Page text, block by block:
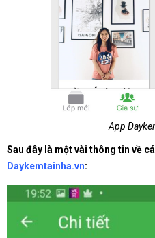
App
Sau đây là một vài thông tin về
Daykemtainha.vn: